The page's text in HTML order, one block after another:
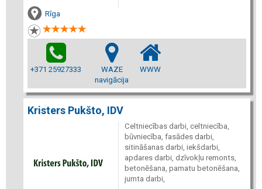
Rīga
+371 25927333
WAZE
navigācija
WWW
Kristers Pukšto, IDV
Celtniecības darbi, celtniecība,
būvniecība, fasādes darbi,
sitināšanas darbi, iekšdarbi,
apdares darbi, dzīvokļu remonts,
betonēšana, pamatu betonēšana,
jumta darbi,